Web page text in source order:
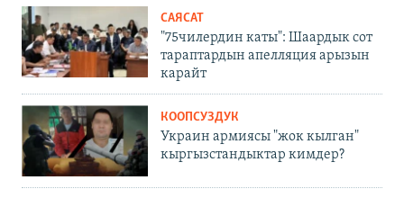
САЯСАТ
"75чилердин каты": Шаардык сот
тараптардын апелляция арызын
карайт
КООПСУЗДУК
Украин армиясы "жок кылган"
кыргызстандыктар кимдер?